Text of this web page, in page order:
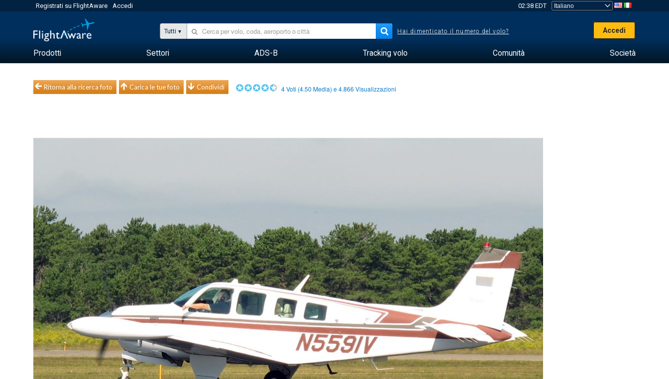
Registrati su FlightAware Accedi 02:38 EDT
Tutti Hai dimenticato il numero del volo? Accedi
Prodotti Settori ADS-B Tracking volo Comunità Società
Ritorna alla ricerca foto Carica le tue foto Condividi 4Voti (4.50 Media) e4.866 Visualizzazioni